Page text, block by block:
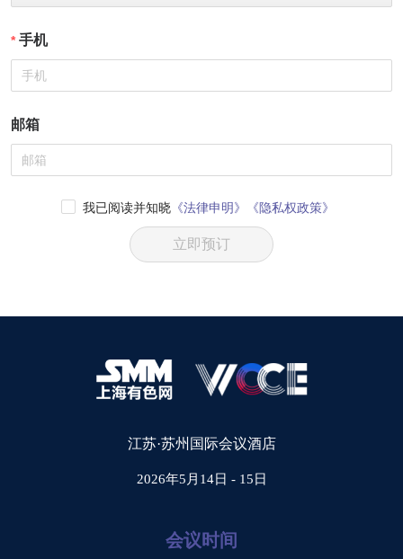
手机
邮箱
我已阅读并知晓 《法律申明》 《隐私权政策》
立即预订
江苏·苏州国际会议酒店
2026年5月14日 - 15日
会议时间